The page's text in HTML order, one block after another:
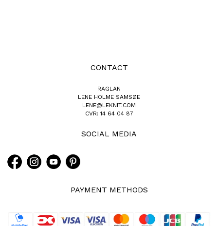
CONTACT
RAGLAN
LENE HOLME SAMSØE
LENE@LEKNIT.COM
CVR: 14 64 04 87
SOCIAL MEDIA
PAYMENT METHODS